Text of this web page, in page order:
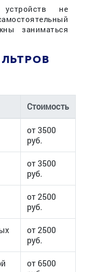
устройств не
заниматься
Стоимость
от 3500
руб.
от 3500
руб.
от 2500
руб.
от 2500
руб.
от 6500